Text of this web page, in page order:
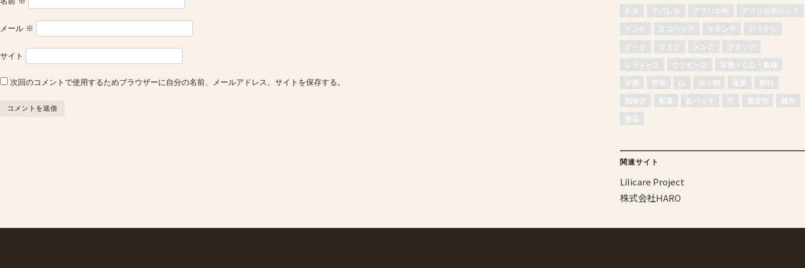
メール ※
サイト
次回のコメントで使用するためブラウザーに自分の名前、メールアドレス、サイトを保存する。
お米 アパレル アフリカ布
アフリカ布バッグ
インド
エコバッグ キテンゲ
バラナシ
ポーチ
マスク メンズ
ラダック
レディース
ワンピース
写真・ＣＤ・書籍
夕陽
夜景 山 布小物 星景
朝日
珈琲豆
紅葉 缶バッチ 花 農産物
雑貨
食品
関連サイト
Lilicare Project
株式会社HARO